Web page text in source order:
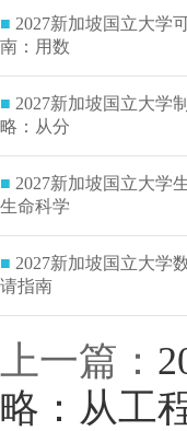
■ 2027新加坡国立大学
南：用数
■ 2027新加坡国立大学
略：从分
■ 2027新加坡国立大学
生命科学
■ 2027新加坡国立大学
请指南
上一篇：
略：从工